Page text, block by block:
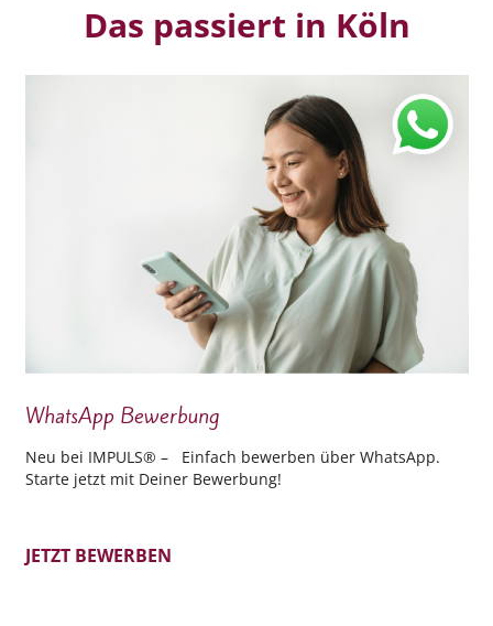
Das passiert in Köln
WhatsApp Bewerbung
Neu bei IMPULS® – Einfach bewerben über WhatsApp.
Starte jetzt mit Deiner Bewerbung!
JETZT BEWERBEN